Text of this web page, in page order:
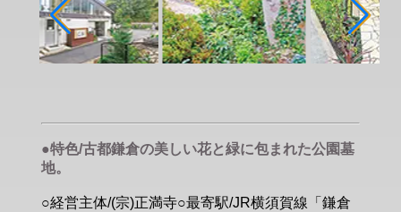
●特色/古都鎌倉の美しい花と緑に包まれた公園墓
地。
○経営主体/(宗)正満寺○最寄駅/JR横須賀線「鎌倉